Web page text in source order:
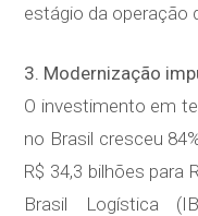
estágio da operação
3. Modernização
O investimento em
no Brasil cresceu
R$ 34,3 bilhões para
Brasil Logística